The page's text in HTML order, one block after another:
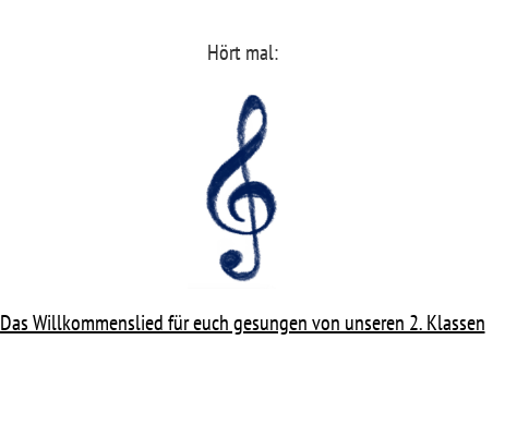
Hört mal:
Das Willkommenslied für euch gesungen von unseren 2. Klassen